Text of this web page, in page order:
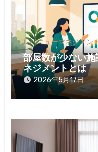
レベニューマネジメン
部屋数が少ない
ネジメントとは
2026年5月17日